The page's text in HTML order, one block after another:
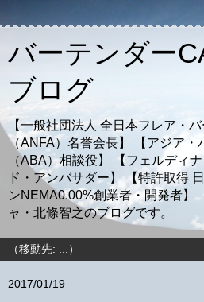
バーテンダー
ブログ
【一般社団法人 全日本フレア・
（ANFA）名誉会長】 【アジア・
（ABA）相談役】 【フェルディ
ド・アンバサダー】 【特許取得
ンNEMA0.00%創業者・開発者
ャ・北條智之のブログです。
2017/01/19